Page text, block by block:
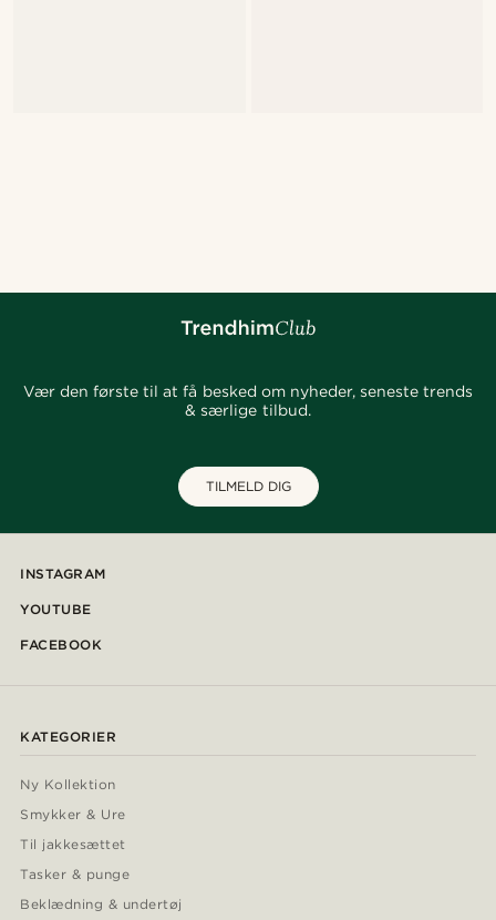
Vær den første til at få besked om nyheder, seneste trends
& særlige tilbud.
TILMELD DIG
INSTAGRAM
YOUTUBE
FACEBOOK
KATEGORIER
Ny Kollektion
Smykker & Ure
Til jakkesættet
Tasker & punge
Beklædning & undertøj